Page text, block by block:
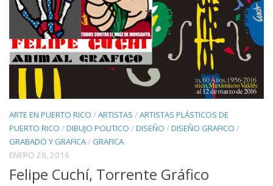
ARTE EN PUERTO RICO /ARTISTAS /ARTISTAS PLÁSTICOS DE
PUERTO RICO /DIBUJO POLITICO /DISEÑO /DISEÑO GRAFICO /
GRABADO Y GRAFICA/ GRAFICA
ENERO 28, 2016
Felipe Cuchí, Torrente Gráfico